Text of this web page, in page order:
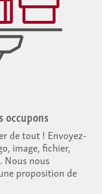
occupons
de tout ! Envoyez-
image, fichier,
Nous nous
proposition de